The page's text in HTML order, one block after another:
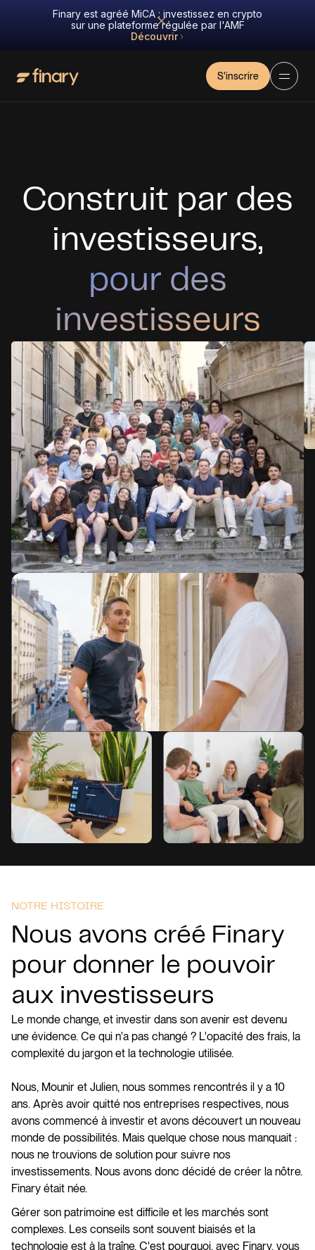
Finary est agréé MiCA : investissez en crypto
sur une plateforme régulée par l'AMF
Découvrir
S'inscrire
Construit par des
investisseurs,
pour des
investisseurs
NOTRE HISTOIRE
Nous avons créé Finary
pour donner le pouvoir
aux investisseurs
Le monde change, et investir dans son avenir est devenu
une évidence. Ce qui n'a pas changé ? L'opacité des frais, la
complexité du jargon et la technologie utilisée.
Nous, Mounir et Julien, nous sommes rencontrés il y a 10
ans. Après avoir quitté nos entreprises respectives, nous
avons commencé à investir et avons découvert un nouveau
monde de possibilités. Mais quelque chose nous manquait :
nous ne trouvions de solution pour suivre nos
investissements. Nous avons donc décidé de créer la nôtre.
Finary était née.
Gérer son patrimoine est difficile et les marchés sont
complexes. Les conseils sont souvent biaisés et la
technologie est à la traîne. C'est pourquoi, avec Finary, vous